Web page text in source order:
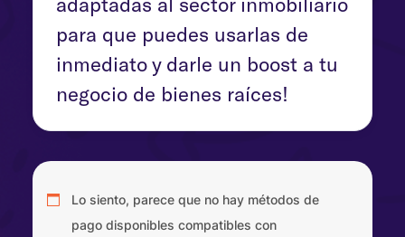
para que puedes usarlas de
inmediato y darle un boost a tu
negocio de bienes raíces!
Lo siento, parece que no hay métodos de
pago disponibles compatibles con